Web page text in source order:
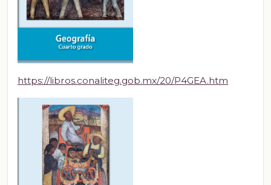
https://libros.conaliteg.gob.mx/20/P4GEA.htm